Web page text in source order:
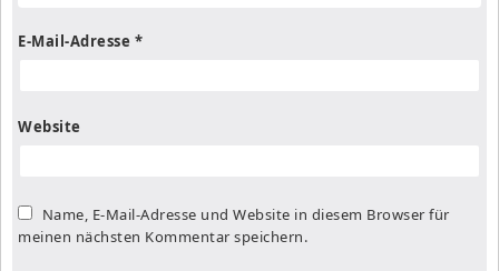
E-Mail-Adresse *
Website
Name, E-Mail-Adresse und Website in diesem Browser für
meinen nächsten Kommentar speichern.